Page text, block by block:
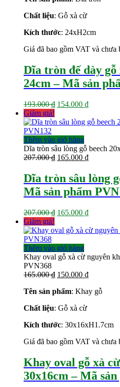
Chất liệu: Gỗ xà cừ
Kích thước: 24xH2cm
Giá đã bao gồm VAT và chưa
Dĩa tròn đế dày
24cm – Mã sản
193.000₫ Giá
là:
154.000 ₫Giá
tại
Giảm giá!
Thêm vào giỏ hàng
Dĩa tròn sâu lòng gỗ beech
207.000₫ Giá
là:
207.000 ₫.
165.000 ₫Giá
tại
là:
165.000
Dĩa tròn sâu lòng
Mã sản phẩm
207.000₫ Giá
là:
165.000 ₫Giá
tại
Giảm giá!
Thêm vào giỏ hàng
Khay oval gỗ xà cừ nguyên
PVN368
165.000₫ Giá
là:
150.000 ₫Giá
tại
Tên sản phẩm: Khay gỗ
Chất liệu: Gỗ xà cừ
Kích thước: 30x16xH1.7cm
Giá đã bao gồm VAT và chưa
Khay oval gỗ xà
30x16cm – Mã